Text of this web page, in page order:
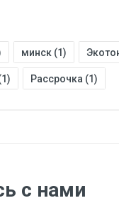
минск (1)
Рассрочка (1)
с нами